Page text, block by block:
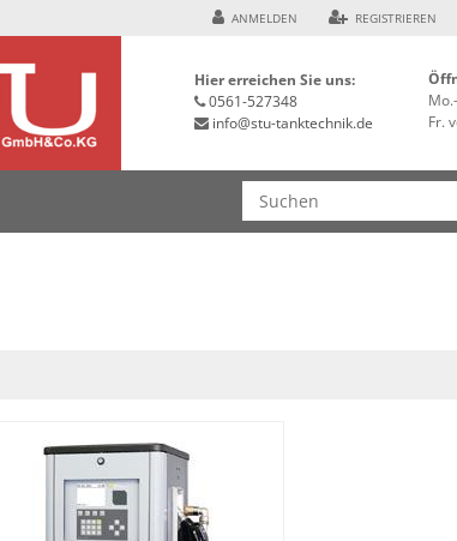
Kassel *** ANMELDEN REGISTRIEREN
Hier erreichen Sie uns:
0561-527348
info@stu-tanktechnik.de
Fr.